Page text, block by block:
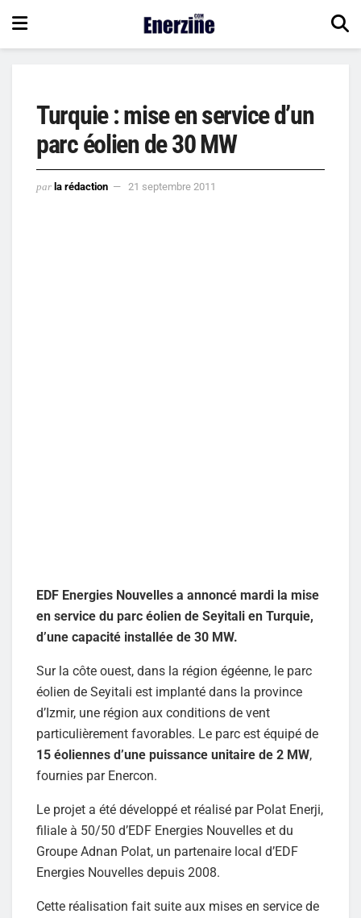
Turquie : mise en service d’un
parc éolien de 30 MW
par la rédaction 21 septembre 2011
EDF Energies Nouvelles a annoncé mardi la mise
en service du parc éolien de Seyitali en Turquie,
d’une capacité installée de 30 MW.
Sur la côte ouest, dans la région égéenne, le parc
éolien de Seyitali est implanté dans la province
d’Izmir, une région aux conditions de vent
particulièrement favorables. Le parc est équipé de
15 éoliennes d’une puissance unitaire de 2 MW,
fournies par Enercon.
Le projet a été développé et réalisé par Polat Enerji,
filiale à 50/50 d’EDF Energies Nouvelles et du
Groupe Adnan Polat, un partenaire local d’EDF
Energies Nouvelles depuis 2008.
Cette réalisation fait suite aux mises en service de